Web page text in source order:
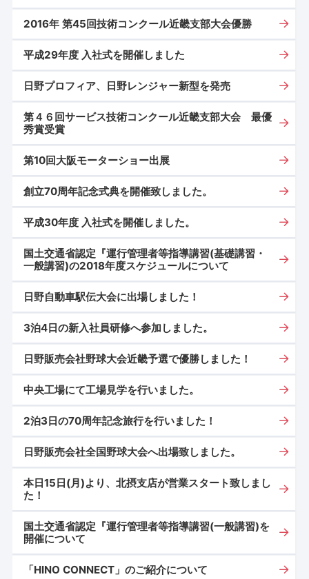
2016年 第45回技術コンクール近畿支部大会優勝
平成29年度 入社式を開催しました
日野プロフィア、日野レンジャー新型を発売
第４６回サービス技術コンクール近畿支部大会 最優
秀賞受賞
第10回大阪モーターショー出展
創立70周年記念式典を開催致しました。
平成30年度 入社式を開催しました。
国土交通省認定『運行管理者等指導講習(基礎講習・
一般講習)の2018年度スケジュールについて
日野自動車駅伝大会に出場しました！
3泊4日の新入社員研修へ参加しました。
日野販売会社野球大会近畿予選で優勝しました！
中央工場にて工場見学を行いました。
2泊3日の70周年記念旅行を行いました！
日野販売会社全国野球大会へ出場致しました。
本日15日(月)より、北摂支店が営業スタート致しまし
た！
国土交通省認定『運行管理者等指導講習(一般講習)を
開催について
「HINO CONNECT」のご紹介について